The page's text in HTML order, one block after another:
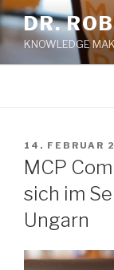
Zum
Inhalt
springen
DR.
KNOWLEDGE
AM
14. FEBRUAR
MCP
sich im
Ungarn